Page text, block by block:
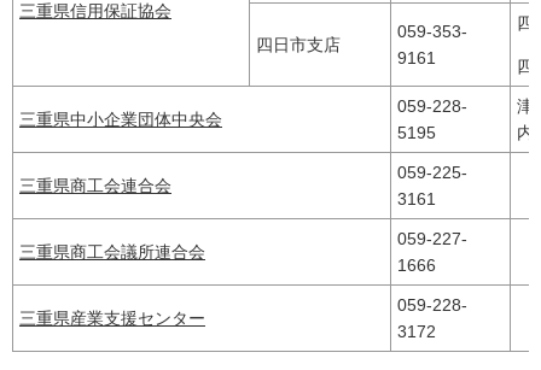
三重県信用保証協会
四日市支店
059-353-
9161
四
四
三重県中小企業団体中央会
059-228-
5195
津
内
三重県商工会連合会
059-225-
3161
三重県商工会議所連合会
059-227-
1666
三重県産業支援センター
059-228-
3172